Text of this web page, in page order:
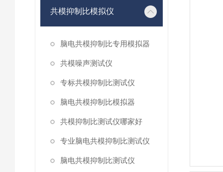
共模抑制比模拟仪
脑电共模抑制比专用模拟器
共模噪声测试仪
专标共模抑制比测试仪
脑电共模抑制比模拟器
共模抑制比测试仪哪家好
专业脑电共模抑制比测试仪
脑电共模抑制比测试仪